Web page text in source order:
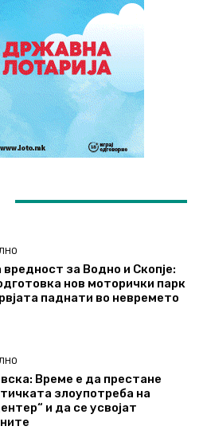
вредност за Водно и Скопје:
нов моторички парк
паднати во невремето
Време е да престане
злоупотреба на
и да се усвојат